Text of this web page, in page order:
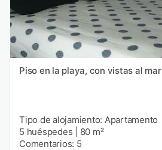
Piso en la playa, con vistas al mar
Tipo de alojamiento: Apartamento
5 huéspedes
80 m²
Comentarios: 5